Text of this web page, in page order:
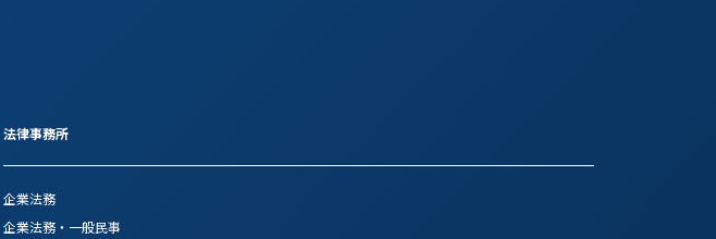
法律事務所
企業法務
企業法務・一般民事